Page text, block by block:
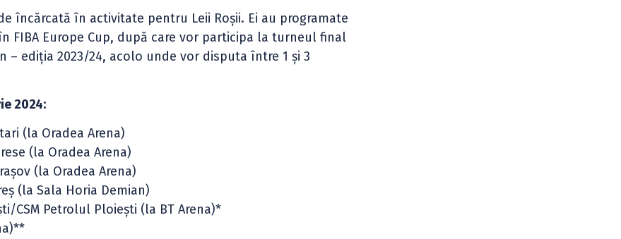
încărcată în activitate pentru Leii Roșii. Ei au programate
FIBA Europe Cup, după care vor participa la turneul final
– ediția 2023/24, acolo unde vor disputa între 1 și 3
2024:
(la Oradea Arena)
(la Oradea Arena)
(la Oradea Arena)
(la Sala Horia Demian)
CSM Petrolul Ploiești (la BT Arena)*